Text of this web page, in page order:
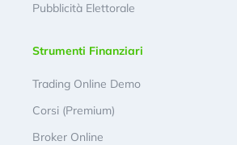
Pubblicità Elettorale
Strumenti Finanziari
Trading Online Demo
Corsi (Premium)
Broker Online